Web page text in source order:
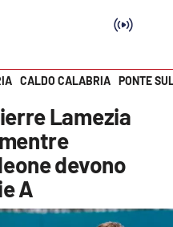
CALDO CALABRIA PONTE
Lamezia
devono
A